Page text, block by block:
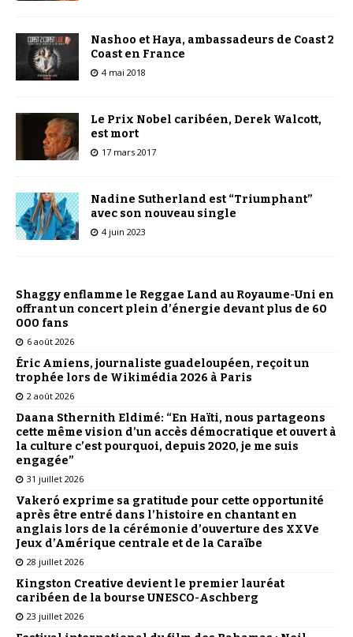
Nashoo et Haya, ambassadeurs de Coast 2
Coast en France
4 mai 2018
Le Prix Nobel caribéen, Derek Walcott,
est mort
17 mars 2017
Nadine Sutherland est “Triumphant”
avec son nouveau single
4 juin 2023
Shaggy enflamme le Reggae Land au Royaume-Uni en
offrant un concert plein d’énergie devant plus de 60
000 fans
6 août 2026
Éric Amiens, journaliste guadeloupéen, reçoit un
trophée lors de Wikimédia 2026 à Paris
2 août 2026
Daana Sthernith Eldimé: “En Haïti, nous partageons
cette même vision d’un accès démocratique et ouvert à
la culture c’est pourquoi, depuis 2020, je me suis
engagée”
31 juillet 2026
Vakeró exprime sa gratitude pour cette opportunité
après être entré dans l’histoire en chantant en
anglais lors de la cérémonie d’ouverture des XXVe
Jeux d’Amérique centrale et de la Caraïbe
28 juillet 2026
Kingston Creative devient le premier lauréat
caribéen de la bourse UNESCO-Aschberg
23 juillet 2026